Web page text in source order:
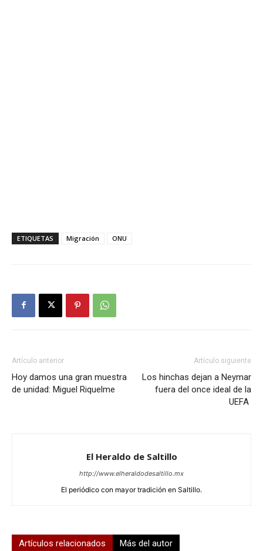
ETIQUETAS Migración ONU
Artículo anterior
Hoy damos una gran muestra
de unidad: Miguel Riquelme
Artículo siguiente
Los hinchas dejan a Neymar
fuera del once ideal de la
UEFA
El Heraldo de Saltillo
http://www.elheraldodesaltillo.mx
El periódico con mayor tradición en Saltillo.
Artículos relacionados Más del autor